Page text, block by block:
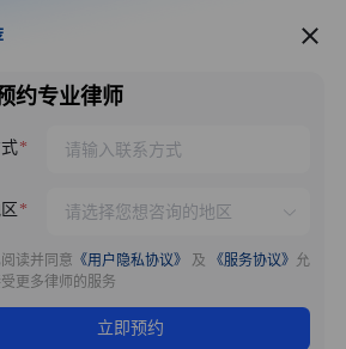
服务推荐
约专业律师
读并同意 《用户隐私协议》 及 《服务协议》 允
更多律师的服务
立即预约